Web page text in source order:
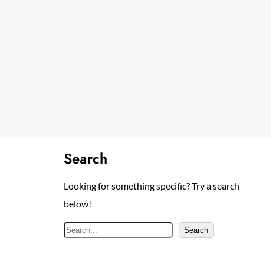
Search
Looking for something specific? Try a search
below!
S
Search